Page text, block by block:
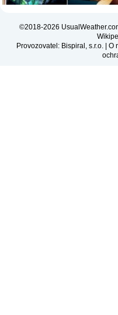
©2018-2026
Provozovatel: Bispiral, s.r.o. | O